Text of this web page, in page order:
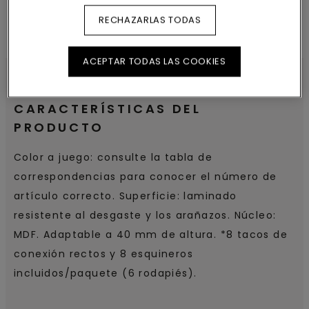
CARACTERÍSTICAS DEL
PRODUCTO
Color a juego: consulte la tabla de
correspondencias para conocer el número de
artículo correcto. Superficie: laminado
resistente al desgaste y los arañazos. Núcleo:
MDF. Adaptable a 40 mm de altura. *8 tacos de
conexión rectos y 8 esquineros
incluidos/paquete (6 rodapiés).
RECHAZARLAS TODAS
ACEPTAR TODAS LAS COOKIES